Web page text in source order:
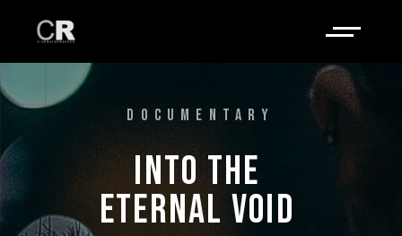
DOCUMENTARY
INTO THE
ETERNAL VOID